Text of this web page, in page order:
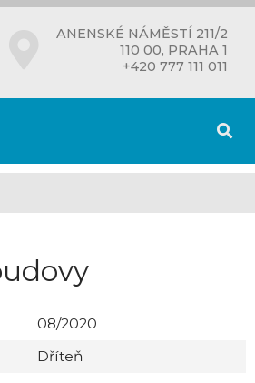
ANENSKÉ NÁMĚSTÍ 211/2
110 00, PRAHA 1
+420 777 111 011
08/2020
Dříteň